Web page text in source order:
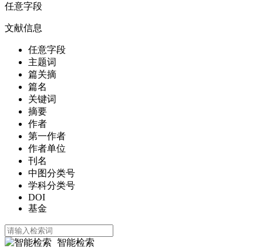
任意字段
文献信息
任意字段
主题词
篇关摘
篇名
关键词
摘要
作者
第一作者
作者单位
刊名
中图分类号
学科分类号
DOI
基金
智能检索